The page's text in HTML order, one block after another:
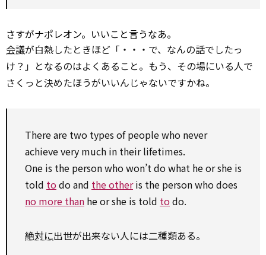
さすがナポレオン。いいこと言うなあ。
会議が白熱したときほど「・・・で、なんの話でしたっ
け？」となるのはよくあること。もう、その場にいる人で
さくっと決めたほうがいいんじゃないですかね。
There are two types of people who never
achievevery much in their lifetimes.
One is the person who won’t do what he or she is
told todo and the otheris the person who does
no more than he or she is told todo.
絶対に出世が出来ない人には二種類ある。